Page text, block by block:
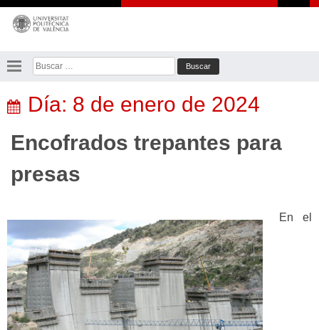
Saltar
contenido
Buscar:
Día: 8 de enero de 2024
Encofrados trepantes para
presas
En el